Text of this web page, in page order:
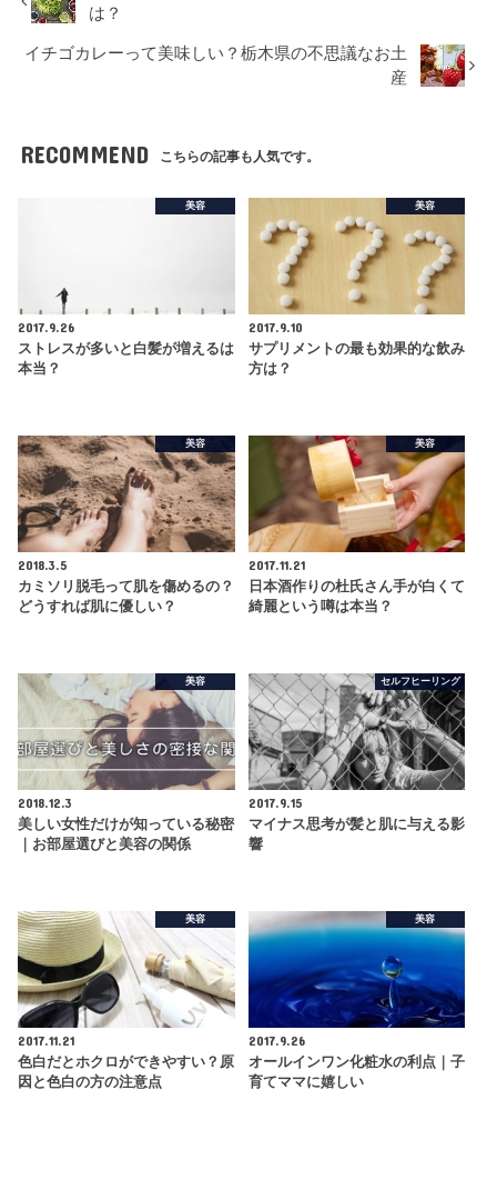
は？
イチゴカレーって美味しい？栃木県の不思議なお土
産
RECOMMEND こちらの記事も人気です。
美容
2017.9.26
ストレスが多いと白髪が増えるは
本当？
美容
2017.9.10
サプリメントの最も効果的な飲み
方は？
美容
2018.3.5
カミソリ脱毛って肌を傷めるの？
どうすれば肌に優しい？
美容
2017.11.21
日本酒作りの杜氏さん手が白くて
綺麗という噂は本当？
美容
2018.12.3
美しい女性だけが知っている秘密
｜お部屋選びと美容の関係
セルフヒーリング
2017.9.15
マイナス思考が髪と肌に与える影
響
美容
2017.11.21
色白だとホクロができやすい？原
因と色白の方の注意点
美容
2017.9.26
オールインワン化粧水の利点｜子
育てママに嬉しい